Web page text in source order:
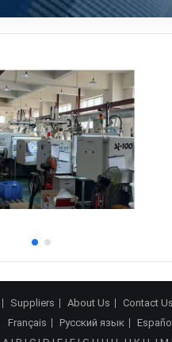
Suppliers About Us Contact Us
Français
Русский язык Español